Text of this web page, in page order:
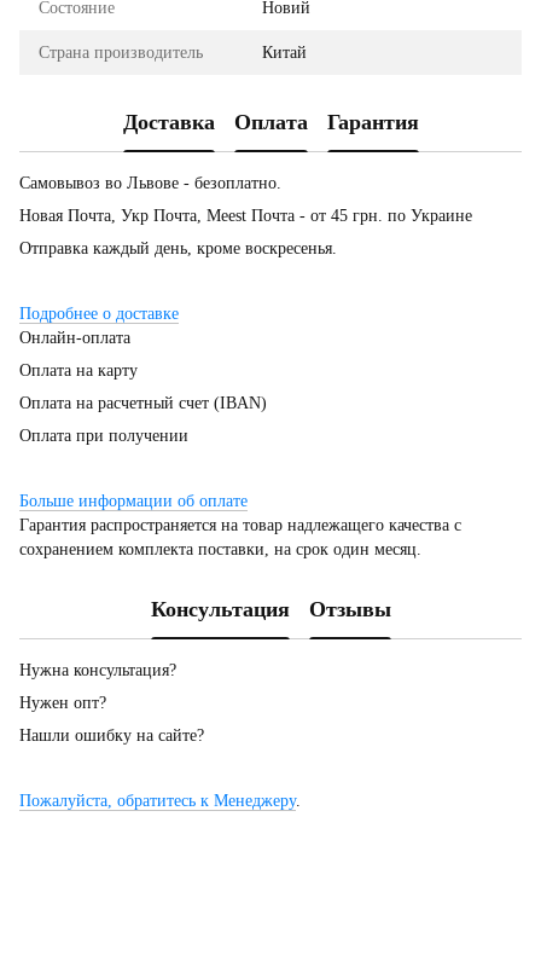
Состояние Новий
Страна производитель Китай
Доставка Оплата Гарантия
Самовывоз во Львове - безоплатно.
Новая Почта, Укр Почта, Meest Почта - от 45 грн. по Украине
Отправка каждый день, кроме воскресенья.
Подробнее о доставке
Онлайн-оплата
Оплата на карту
Оплата на расчетный счет (IBAN)
Оплата при получении
Больше информации об оплате
Гарантия распространяется на товар надлежащего качества с
сохранением комплекта поставки, на срок один месяц.
Консультация Отзывы
Нужна консультация?
Нужен опт?
Нашли ошибку на сайте?
Пожалуйста, обратитесь к Менеджеру.